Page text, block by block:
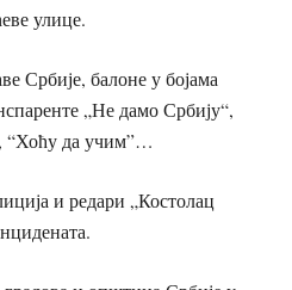
улице.
Србије, балоне у бојама
„Не дамо Србију“,
“Хоћу да учим”…
и редари „Костолац